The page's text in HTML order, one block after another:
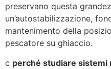
preservano questa
un’autostabilizzazione,
mantenimento della
pescatore su ghiaccio.
c perché studiare